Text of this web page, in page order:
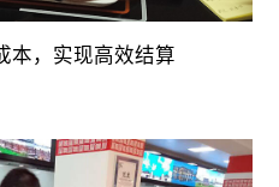
本，实现高效结算